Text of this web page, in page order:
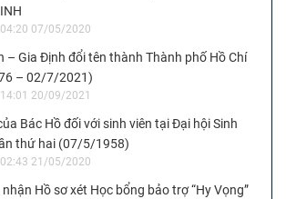
04:20 07/05/2020
– Gia Định đổi tên thành Thành phố Hồ Chí
– 02/7/2021)
14:01 20/09/2021
Bác Hồ đối với sinh viên tại Đại hội Sinh
thứ hai (07/5/1958)
02:43 21/05/2020
Hồ sơ xét Học bổng bảo trợ “Hy Vọng”